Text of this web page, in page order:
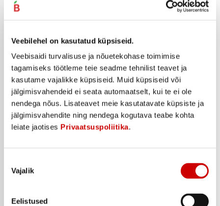
Veebilehel on kasutatud küpsiseid.
Veebisaidi turvalisuse ja nõuetekohase toimimise
tagamiseks töötleme teie seadme tehnilist teavet ja
kasutame vajalikke küpsiseid. Muid küpsiseid või
jälgimisvahendeid ei seata automaatselt, kui te ei ole
nendega nõus. Lisateavet meie kasutatavate küpsiste ja
jälgimisvahendite ning nendega kogutava teabe kohta
leiate jaotises Privaatsuspoliitika.
valik
Vajalik
Eelistused
2
. 29 €
6,94€/l
2 49
7,55€/l
Taara +0,10 €
Ostukorvi